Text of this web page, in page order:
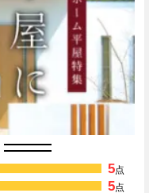
5点
5点